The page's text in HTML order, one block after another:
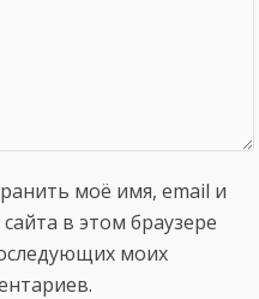
моё имя, email и
сайта в этом браузере
моих